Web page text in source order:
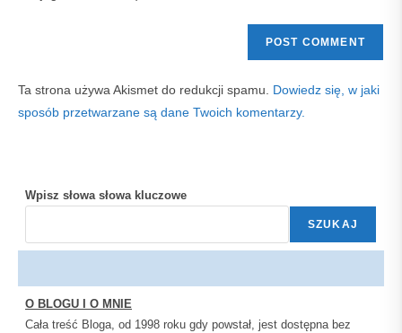
Ta strona używa Akismet do redukcji spamu. Dowiedz się, w jaki
sposób przetwarzane są dane Twoich komentarzy.
Wpisz słowa słowa kluczowe
SZUKAJ
O BLOGU I O MNIE
Cała treść Bloga, od 1998 roku gdy powstał, jest dostępna bez